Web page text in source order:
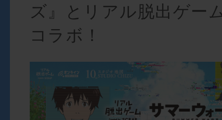
ズ』とリアル脱出ゲー
コラボ！